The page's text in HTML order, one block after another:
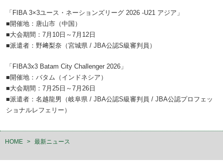
「FIBA 3×3ユース・ネーションズリーグ 2026 -U21 アジア」
■開催地：唐山市（中国）
■大会期間：7月10日～7月12日
■派遣者：野﨑梨奈（宮城県 / JBA公認S級審判員）
「FIBA3x3 Batam City Challenger 2026」
■開催地：バタム（インドネシア）
■大会期間：7月25日～7月26日
■派遣者：名越龍男（岐阜県 / JBA公認S級審判員 / JBA公認プロフェッ
ショナルレフェリー）
HOME > 最新ニュース